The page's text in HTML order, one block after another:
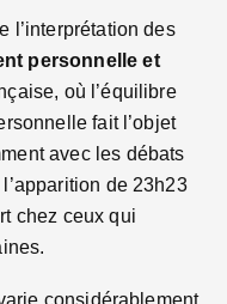
l’interprétation des
personnelle et
où l’équilibre
fait l’objet
avec les débats
de 23h23
chez ceux qui